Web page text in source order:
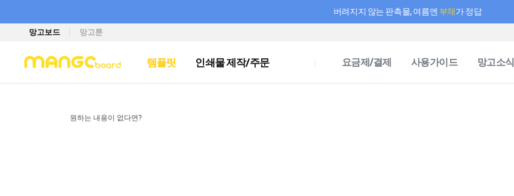
버려지지 않는 판촉물, 여름엔 부채가 정답
망고보드 망고툰
템플릿 인쇄물 제작/주문 요금제/결제 사용가이드 망고소식
원하는 내용이 없다면?